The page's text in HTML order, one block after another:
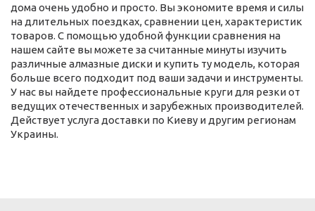
дома очень удобно и просто. Вы экономите время и силы
на длительных поездках, сравнении цен, характеристик
товаров. С помощью удобной функции сравнения на
нашем сайте вы можете за считанные минуты изучить
различные алмазные диски и купить ту модель, которая
больше всего подходит под ваши задачи и инструменты.
У нас вы найдете профессиональные круги для резки от
ведущих отечественных и зарубежных производителей.
Действует услуга доставки по Киеву и другим регионам
Украины.